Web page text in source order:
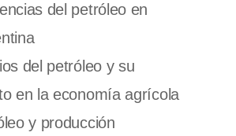
del petróleo en
del petróleo y su
en la economía agrícola
y producción